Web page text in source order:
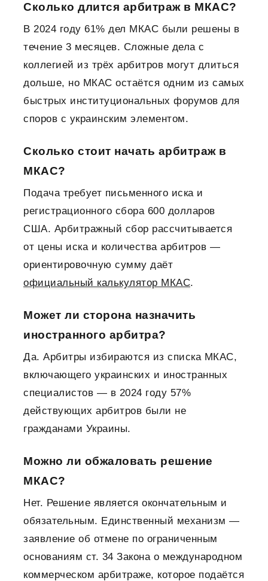
Сколько длится арбитраж в МКАС?
В 2024 году 61% дел МКАС были решены в
течение 3 месяцев. Сложные дела с
коллегией из трёх арбитров могут длиться
дольше, но МКАС остаётся одним из самых
быстрых институциональных форумов для
споров с украинским элементом.
Сколько стоит начать арбитраж в
МКАС?
Подача требует письменного иска и
регистрационного сбора 600 долларов
США. Арбитражный сбор рассчитывается
от цены иска и количества арбитров —
ориентировочную сумму даёт
официальный калькулятор МКАС.
Может ли сторона назначить
иностранного арбитра?
Да. Арбитры избираются из списка МКАС,
включающего украинских и иностранных
специалистов — в 2024 году 57%
действующих арбитров были не
гражданами Украины.
Можно ли обжаловать решение
МКАС?
Нет. Решение является окончательным и
обязательным. Единственный механизм —
заявление об отмене по ограниченным
основаниям ст. 34 Закона о международном
коммерческом арбитраже, которое подаётся